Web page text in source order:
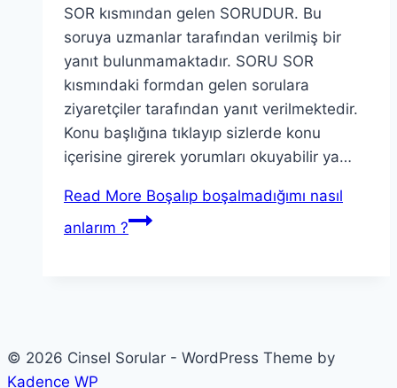
SOR kısmından gelen SORUDUR. Bu
soruya uzmanlar tarafından verilmiş bir
yanıt bulunmamaktadır. SORU SOR
kısmındaki formdan gelen sorulara
ziyaretçiler tarafından yanıt verilmektedir.
Konu başlığına tıklayıp sizlerde konu
içerisine girerek yorumları okuyabilir ya…
Read More Boşalıp boşalmadığımı nasıl
anlarım ?
© 2026 Cinsel Sorular - WordPress Theme by
Kadence WP